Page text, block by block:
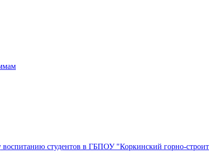
студентов в ГБПОУ "Коркинский горно-